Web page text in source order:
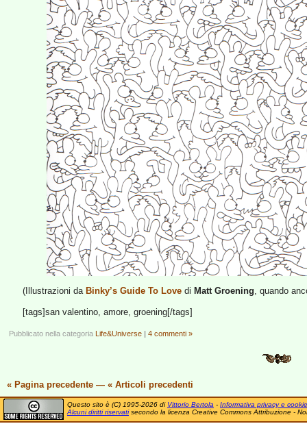
(Illustrazioni da Binky’s Guide To Lovedi Matt Groening, quando
[tags]san valentino, amore, groening[/tags]
Pubblicato nella categoria Life&Universe | 4 commenti »
« Pagina precedente — « Articoli precedenti
Questo sito è (C) 1995-2026 di Vittorio Bertola - Informativa privacy e cookie
Alcuni diritti riservatisecondo la licenza Creative Commons Attribuzione -